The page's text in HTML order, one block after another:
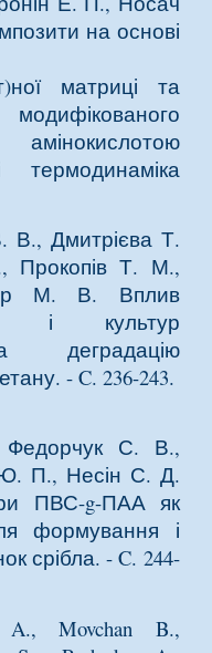
на основі
матриці та
амінокислотою
В., Дмитрієва Т.
Прокопів Т. М.,
М. В. Вплив
і культур
деградацію
. - C. 236-243.
С. В.,
П., Несін С. Д.
ПВС-g-ПАА як
формування і
срібла. - C. 244-
A., Movchan B.,